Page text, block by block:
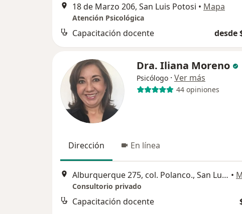
18 de Marzo 206, San Luis Potosi • Mapa
Atención Psicológica
Capacitación docente desde
Dra. Iliana Moreno
Psicólogo · Ver más
44 opiniones
Dirección En línea
Alburquerque 275, col. Polanco., San Luis Potosi •
Consultorio privado
Capacitación docente